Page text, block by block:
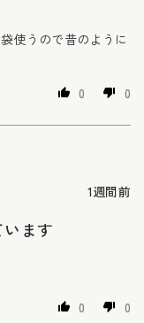
使うので昔のように
0 0
1週間前
ます
0 0